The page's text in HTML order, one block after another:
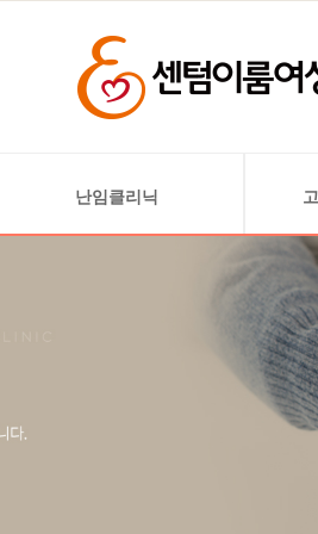
난임클리닉
난소
자
자
착상